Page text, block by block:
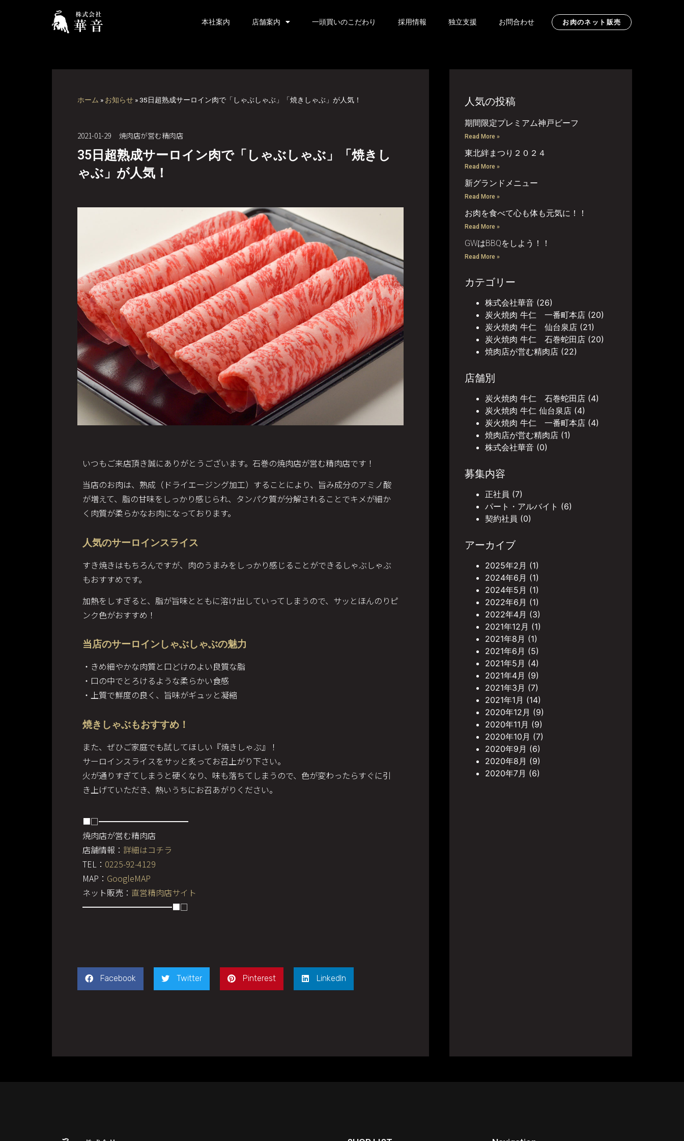
本社案内 店舗案内 一頭買いのこだわり 採用情報 独立支援 お問合わせ お肉のネット販売
ホーム » お知らせ » 35日超熟成サーロイン肉で「しゃぶしゃぶ」「焼きしゃぶ」が人気！
2021-01-29 焼肉店が営む精肉店
35日超熟成サーロイン肉で「しゃぶしゃぶ」「焼きし
ゃぶ」が人気！
いつもご来店頂き誠にありがとうございます。石巻の焼肉店が営む精肉店です！
当店のお肉は、熟成（ドライエージング加工）することにより、旨み成分のアミノ酸
が増えて、脂の甘味をしっかり感じられ、タンパク質が分解されることでキメが細か
く肉質が柔らかなお肉になっております。
人気のサーロインスライス
すき焼きはもちろんですが、肉のうまみをしっかり感じることができるしゃぶしゃぶ
もおすすめです。
加熱をしすぎると、脂が旨味とともに溶け出していってしまうので、サッとほんのりピ
ンク色がおすすめ！
当店のサーロインしゃぶしゃぶの魅力
・きめ細やかな肉質と口どけのよい良質な脂
・口の中でとろけるような柔らかい食感
・上質で鮮度の良く、旨味がギュッと凝縮
焼きしゃぶもおすすめ！
また、ぜひご家庭でも試してほしい『焼きしゃぶ』！
サーロインスライスをサッと炙ってお召上がり下さい。
火が通りすぎてしまうと硬くなり、味も落ちてしまうので、色が変わったらすぐに引
き上げていただき、熱いうちにお召あがりください。
■□━━━━━━━━━━━
焼肉店が営む精肉店
店舗情報： 詳細はコチラ
TEL： 0225-92-4129
MAP： GoogleMAP
ネット販売： 直営精肉店サイト
━━━━━━━━━━━■□
Facebook Twitter Pinterest LinkedIn
人気の投稿
期間限定プレミアム神戸ビーフ
Read More »
東北絆まつり２０２４
Read More »
新グランドメニュー
Read More »
お肉を食べて心も体も元気に！！
Read More »
GWはBBQをしよう！！
Read More »
カテゴリー
株式会社華音 (26)
炭火焼肉 牛仁 一番町本店 (20)
炭火焼肉 牛仁 仙台泉店 (21)
炭火焼肉 牛仁 石巻蛇田店 (20)
焼肉店が営む精肉店 (22)
店舗別
炭火焼肉 牛仁 石巻蛇田店 (4)
炭火焼肉 牛仁 仙台泉店 (4)
炭火焼肉 牛仁 一番町本店 (4)
焼肉店が営む精肉店 (1)
株式会社華音 (0)
募集内容
正社員 (7)
パート・アルバイト (6)
契約社員 (0)
アーカイブ
2025年2月 (1)
2024年6月 (1)
2024年5月 (1)
2022年6月 (1)
2022年4月 (3)
2021年12月 (1)
2021年8月 (1)
2021年6月 (5)
2021年5月 (4)
2021年4月 (9)
2021年3月 (7)
2021年1月 (14)
2020年12月 (9)
2020年11月 (9)
2020年10月 (7)
2020年9月 (6)
2020年8月 (9)
2020年7月 (6)